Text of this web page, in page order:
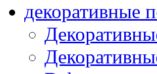
декоративные